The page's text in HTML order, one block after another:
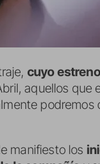
cuyo
aquellos que
podremos
manifiesto los